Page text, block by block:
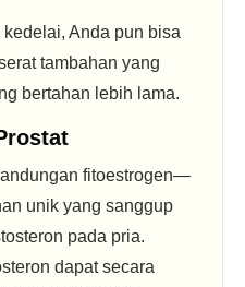
Anda pun bisa
tambahan yang
bertahan lebih lama.
fitoestrogen—
unik yang sanggup
pada pria.
dapat secara